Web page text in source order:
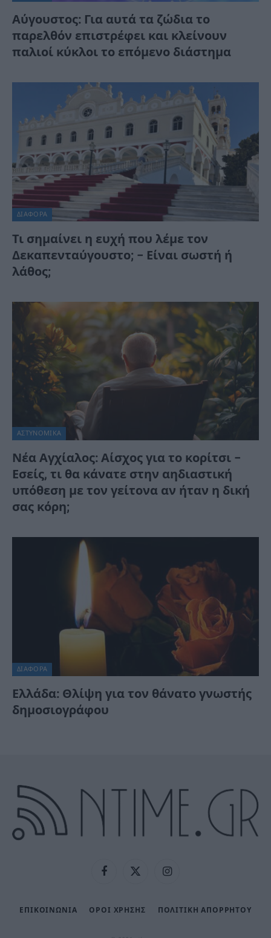
Αύγουστος: Για αυτά τα ζώδια το
παρελθόν επιστρέφει και κλείνουν
παλιοί κύκλοι το επόμενο διάστημα
ΔΙΆΦΟΡΑ
Τι σημαίνει η ευχή που λέμε τον
Δεκαπενταύγουστο; – Είναι σωστή ή
λάθος;
ΑΣΤΥΝΟΜΙΚΑ
Νέα Αγχίαλος: Αίσχος για το κορίτσι –
Εσείς, τι θα κάνατε στην αηδιαστική
υπόθεση με τον γείτονα αν ήταν η δική
σας κόρη;
ΔΙΆΦΟΡΑ
Ελλάδα: Θλίψη για τον θάνατο γνωστής
δημοσιογράφου
FacebookX
Instagram
ΕΠΙΚΟΙΝΩΝΙΑ ΟΡΟΙ ΧΡΗΣΗΣ ΠΟΛΙΤΙΚΉ ΑΠΟΡΡΉΤΟΥ